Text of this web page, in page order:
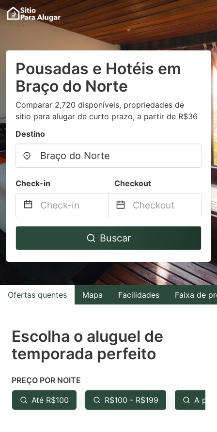
Pousadas e Hotéis em
Braço do Norte
Comparar 2,720 disponíveis, propriedades de
sitio para alugar de curto prazo, a partir de R$36
Destino
Check-in Checkout
Navigate
to
with
the
select
a
Press
the
question
Navigate
to
interact
with
the
select
a
the
question
Buscar
Ofertas quentes Mapa Facilidades Faixa de
Escolha o aluguel de
temporada perfeito
PREÇO POR NOITE
Até R$100 R$100 - R$199 A